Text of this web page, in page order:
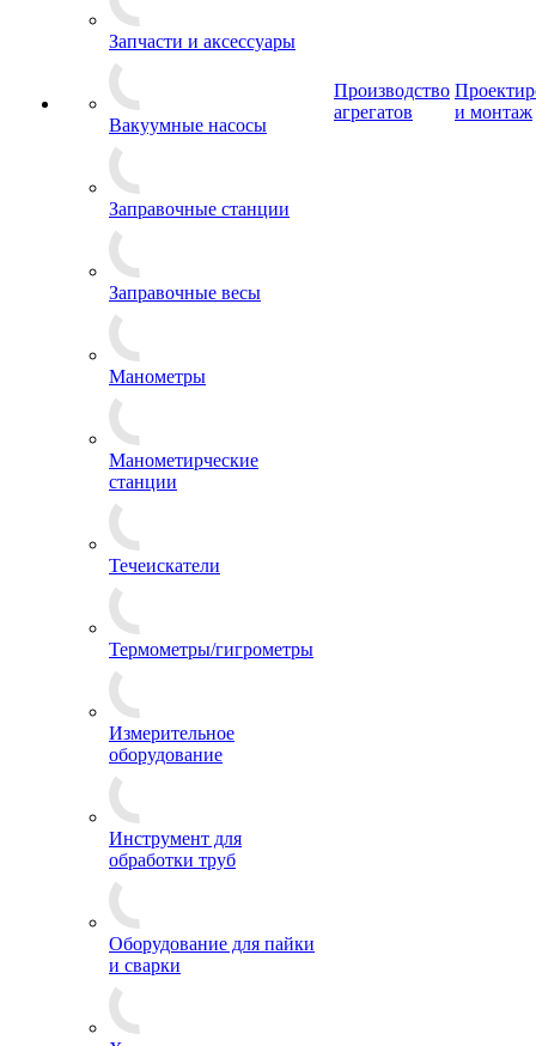
Запчасти и аксессуары
Вакуумные насосы
Заправочные станции
Заправочные весы
Манометры
Манометирческие
станции
Течеискатели
Термометры/гигрометры
Измерительное
оборудование
Инструмент для
обработки труб
Оборудование для пайки
и сварки
Производство
агрегатов
и монтаж